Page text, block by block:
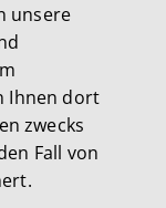
unsere
Ihnen dort
zwecks
Fall von